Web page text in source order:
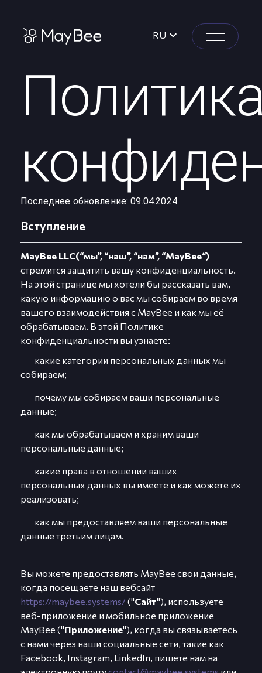
RU
Последнее обновление: 09.04.2024
Вступление
MayBee LLC(“мы”, “наш”, “нам”, “MayBee“)
стремится защитить вашу конфиденциальность.
На этой странице мы хотели бы рассказать вам,
какую информацию о вас мы собираем во время
вашего взаимодействия с MayBee и как мы её
обрабатываем. В этой Политике
конфиденциальности вы узнаете:
какие категории персональных данных мы
собираем;
почему мы собираем ваши персональные
данные;
как мы обрабатываем и храним ваши
персональные данные;
какие права в отношении ваших
персональных данных вы имеете и как можете их
реализовать;
как мы предоставляем ваши персональные
данные третьим лицам.
Вы можете предоставлять MayBee свои данные,
когда посещаете наш вебсайт
https://maybee.systems/("Сайт"), используете
веб-приложение и мобильное приложение
MayBee ("Приложение"), когда вы связываетесь
с нами через наши социальные сети, такие как
Facebook, Instagram, LinkedIn, пишете нам на